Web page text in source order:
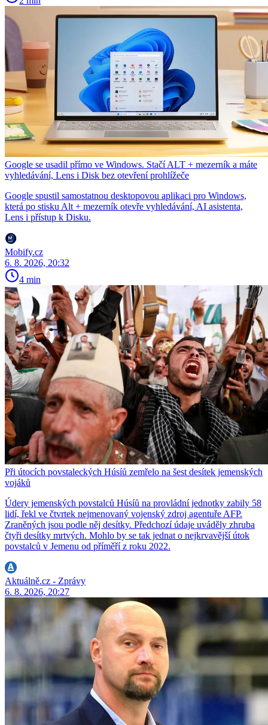
Google se usadil přímo ve Windows. Stačí ALT + mezerník a máte
vyhledávání, Lens i Disk bez otevření prohlížeče
Google spustil samostatnou desktopovou aplikaci pro Windows,
která po stisku Alt + mezerník otevře vyhledávání, AI asistenta,
Lens i přístup k Disku.
Mobify.cz
6. 8. 2026, 20:32
4 min
Při útocích povstaleckých Húsíů zemřelo na šest desítek jemenských
vojáků
Údery jemenských povstalců Húsíů na provládní jednotky zabily 58
lidí, řekl ve čtvrtek nejmenovaný vojenský zdroj agentuře AFP.
Zraněných jsou podle něj desítky. Předchozí údaje uváděly zhruba
čtyři desítky mrtvých. Mohlo by se tak jednat o nejkrvavější útok
povstalců v Jemenu od příměří z roku 2022.
Aktuálně.cz - Zprávy
6. 8. 2026, 20:27